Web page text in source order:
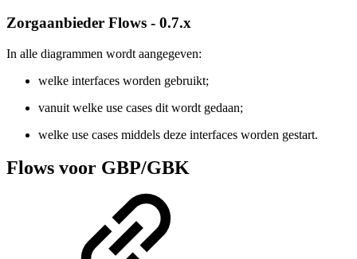
Zorgaanbieder Flows - 0.7.x
In alle diagrammen wordt aangegeven:
welke interfaces worden gebruikt;
vanuit welke use cases dit wordt gedaan;
welke use cases middels deze interfaces worden gestart.
Flows voor GBP/GBK